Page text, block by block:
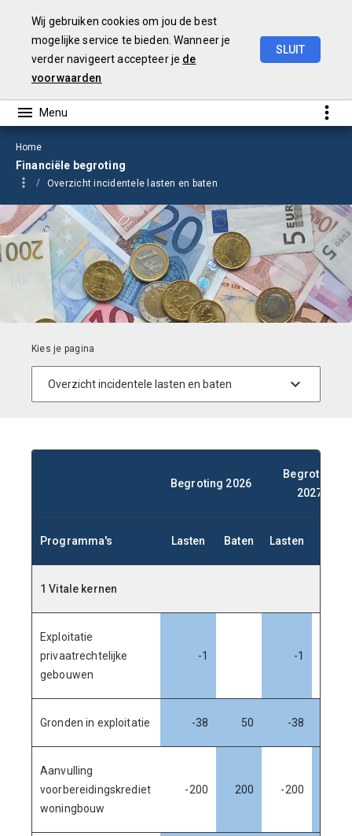
Wij gebruiken cookies om jou de best
mogelijke service te bieden. Wanneer je
verder navigeert accepteer je de
voorwaarden
SLUIT
Home
Financiële begroting
Overzicht incidentele lasten en baten
Begroting 2026
Begroting
2027
Programma's Lasten Baten Lasten
1 Vitale kernen
Exploitatie
privaatrechtelijke
gebouwen
-1 -1
Gronden in exploitatie -38 50 -38
Aanvulling
voorbereidingskrediet
woningbouw
-200 200 -200